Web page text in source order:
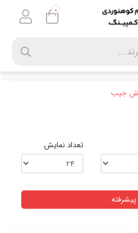
جیب
تعداد نمایش
پیشرفته
0